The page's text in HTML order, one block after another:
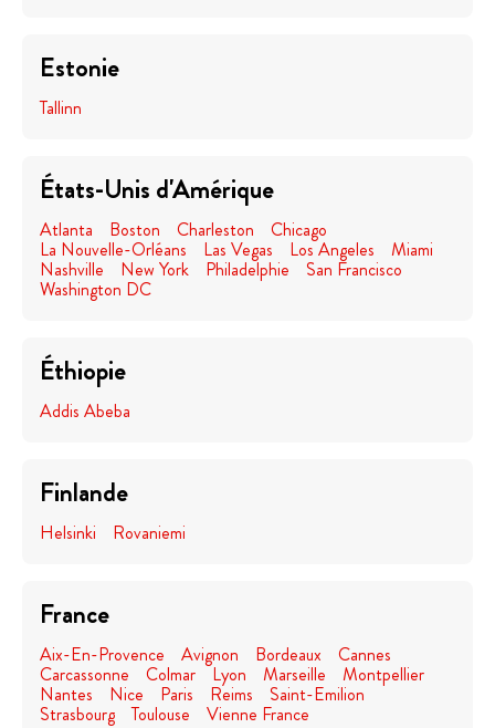
Estonie
Tallinn
États-Unis d'Amérique
Atlanta Boston Charleston Chicago
La Nouvelle-Orléans Las Vegas Los Angeles Miami
Nashville New York Philadelphie San Francisco
Washington DC
Éthiopie
Addis Abeba
Finlande
Helsinki Rovaniemi
France
Aix-En-Provence Avignon Bordeaux Cannes
Carcassonne Colmar Lyon Marseille Montpellier
Nantes Nice Paris Reims Saint-Emilion
Strasbourg Toulouse Vienne France